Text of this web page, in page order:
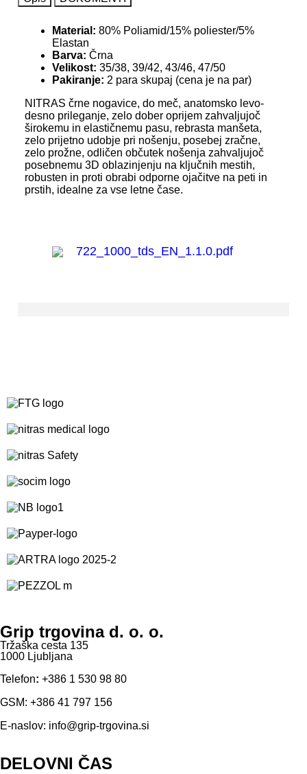
Material: 80% Poliamid/15% poliester/5%
Elastan
Barva: Črna
Velikost: 35/38, 39/42, 43/46, 47/50
Pakiranje: 2 para skupaj (cena je na par)
NITRAS črne nogavice, do meč, anatomsko levo-
desno prileganje, zelo dober oprijem zahvaljujoč
širokemu in elastičnemu pasu, rebrasta manšeta,
zelo prijetno udobje pri nošenju, posebej zračne,
zelo prožne, odličen občutek nošenja zahvaljujoč
posebnemu 3D oblazinjenju na ključnih mestih,
robusten in proti obrabi odporne ojačitve na peti in
prstih, idealne za vse letne čase.
722_1000_tds_EN_1.1.0.pdf
Grip trgovina d. o. o.
Tržaška cesta 135
1000 Ljubljana
Telefon: +386 1 530 98 80
GSM: +386 41 797 156
E-naslov: info@grip-trgovina.si
DELOVNI ČAS